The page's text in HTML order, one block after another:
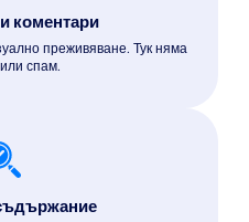
коментари
преживяване. Тук няма
спам.